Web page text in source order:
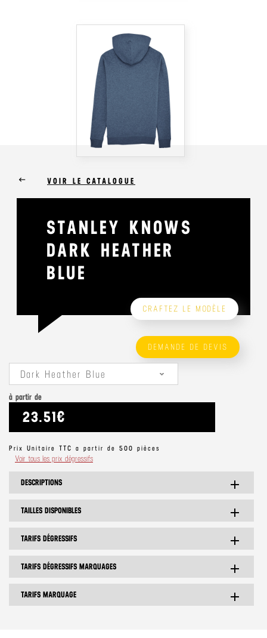
keyboard_backspace VOIR LE CATALOGUE
STANLEY KNOWS
DARK HEATHER
BLUE
CRAFTEZ LE MODÈLE
DEMANDE DE DEVIS
Dark Heather Blue
à partir de
23.51€
Prix Unitaire TTC a partir de 500 pièces
Voir tous les prix dégressifs
DESCRIPTIONS add
TAILLES DISPONIBLES add
TARIFS DÉGRESSIFS add
TARIFS DÉGRESSIFS MARQUAGES add
TARIFS MARQUAGE add